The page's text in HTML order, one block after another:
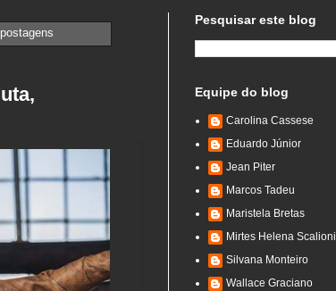
Pesquisar este blog
Equipe do blog
Carolina Cassese
Eduardo Júnior
Jean Piter
Marcos Tadeu
Maristela Bretas
Mirtes Helena Scalioni
Silvana Monteiro
Wallace Graciano